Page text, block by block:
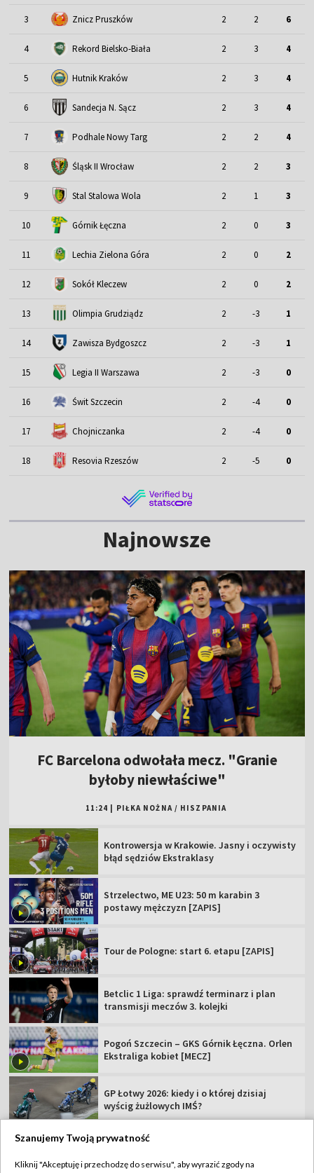
3 Znicz Pruszków 2 2 6
4 Rekord Bielsko-Biała 2 3 4
5 Hutnik Kraków 2 3 4
6 Sandecja N. Sącz 2 3 4
7 Podhale Nowy Targ 2 2 4
8 Śląsk II Wrocław 2 2 3
9 Stal Stalowa Wola 2 1 3
10 Górnik Łęczna 2 0 3
11 Lechia Zielona Góra 2 0 2
12 Sokół Kleczew 2 0 2
13 Olimpia Grudziądz 2 -3 1
14 Zawisza Bydgoszcz 2 -3 1
15 Legia II Warszawa 2 -3 0
16 Świt Szczecin 2 -4 0
17 Chojniczanka 2 -4 0
18 Resovia Rzeszów 2 -5 0
Najnowsze
FC Barcelona odwołała mecz. "Granie
byłoby niewłaściwe"
11:24 PIŁKA NOŻNA / HISZPANIA
Kontrowersja w Krakowie. Jasny i oczywisty
błąd sędziów Ekstraklasy
Strzelectwo, ME U23: 50 m karabin 3
postawy mężczyzn [ZAPIS]
Tour de Pologne: start 6. etapu [ZAPIS]
Betclic 1 Liga: sprawdź terminarz i plan
transmisji meczów 3. kolejki
Pogoń Szczecin – GKS Górnik Łęczna. Orlen
Ekstraliga kobiet [MECZ]
GP Łotwy 2026: kiedy i o której dzisiaj
wyścig żużlowych IMŚ?
Szanujemy Twoją prywatność
Kliknij "Akceptuję i przechodzę do serwisu", aby wyrazić zgody na